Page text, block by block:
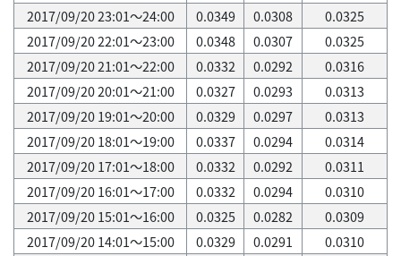
2017/09/20 23:01～24:00
0.0349 0.0308
0.0325
2017/09/20 22:01～23:00
0.0348 0.0307
0.0325
2017/09/20 21:01～22:00
0.0332 0.0292
0.0316
2017/09/20 20:01～21:00
0.0327 0.0293
0.0313
2017/09/20 19:01～20:00
0.0329 0.0297
0.0313
2017/09/20 18:01～19:00
0.0337 0.0294
0.0314
2017/09/20 17:01～18:00
0.0332 0.0292
0.0311
2017/09/20 16:01～17:00
0.0332 0.0294
0.0310
2017/09/20 15:01～16:00
0.0325 0.0282
0.0309
2017/09/20 14:01～15:00
0.0329 0.0291
0.0310